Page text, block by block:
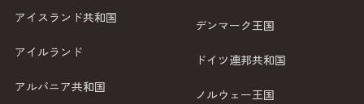
アイスランド共和国
アイルランド
アルバニア共和国
デンマーク王国
ドイツ連邦共和国
ノルウェー王国